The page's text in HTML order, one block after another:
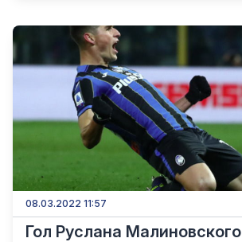
08.03.2022 11:57
Гол Руслана